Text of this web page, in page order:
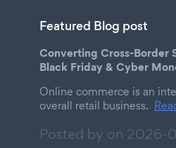
Featured Blog post
Converting Cross-Border
Black Friday & Cyber
Online commerce is an
overall retail business.
Posted by on 2026-